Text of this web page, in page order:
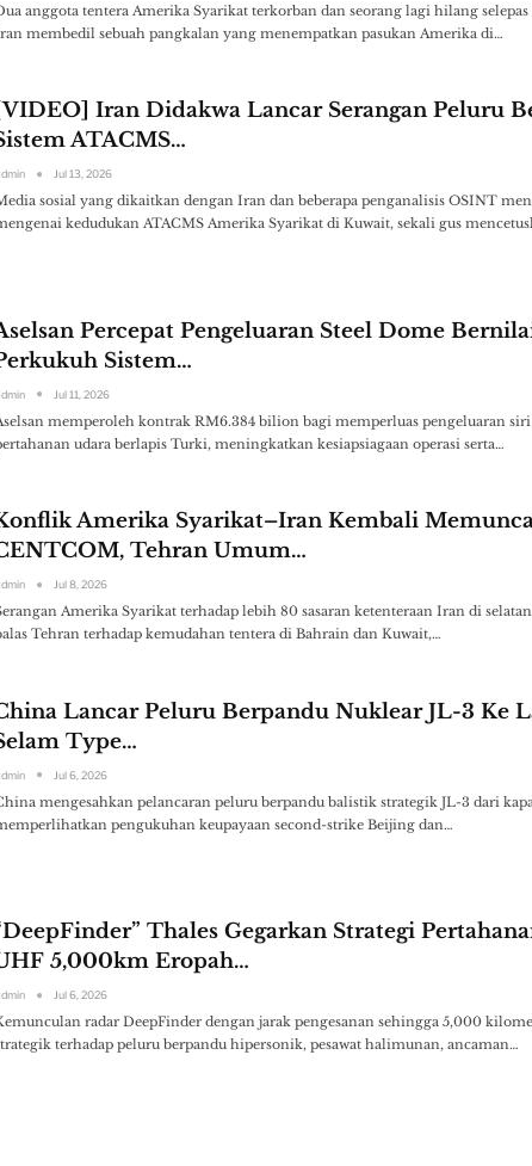
anggota tentera Amerika Syarikat terkorban dan seorang lagi hilang
membedil sebuah pangkalan yang menempatkan pasukan Amerika di…
[VIDEO] Iran Didakwa Lancar Serangan Peluru
ATACMS…
Jul 13, 2026
sosial yang dikaitkan dengan Iran dan beberapa penganalisis OSINT
kedudukan ATACMS Amerika Syarikat di Kuwait, sekali gus
Percepat Pengeluaran Steel Dome
Sistem…
Jul 11, 2026
memperoleh kontrak RM6.384 bilion bagi memperluas pengeluaran
udara berlapis Turki, meningkatkan kesiapsiagaan operasi serta…
Amerika Syarikat–Iran Kembali
Tehran Umum…
Jul 8, 2026
Amerika Syarikat terhadap lebih 80 sasaran ketenteraan Iran di
Tehran terhadap kemudahan tentera di Bahrain dan Kuwait,…
Lancar Peluru Berpandu Nuklear JL-3 Ke
Type…
Jul 6, 2026
mengesahkan pelancaran peluru berpandu balistik strategik JL-3 dari
pengukuhan keupayaan second-strike Beijing dan…
Thales Gegarkan Strategi
5,000km Eropah…
Jul 6, 2026
radar DeepFinder dengan jarak pengesanan sehingga 5,000
terhadap peluru berpandu hipersonik, pesawat halimunan, ancaman…